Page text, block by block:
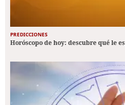
PREDICCIONES
Horóscopo de hoy: descubre qué le